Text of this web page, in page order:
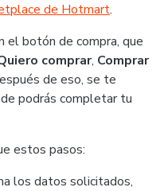
de Hotmart.
el botón de compra, que
comprar, Comprar
de eso, se te
podrás completar tu
estos pasos:
los datos solicitados,